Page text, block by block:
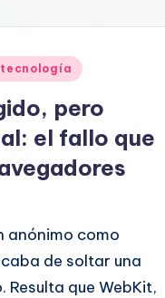
pero
el fallo que
anónimo como
de soltar una
que WebKit,